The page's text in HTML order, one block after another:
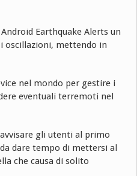
Earthquake Alerts un
oscillazioni, mettendo in
nel mondo per gestire i
eventuali terremoti nel
gli utenti al primo
dare tempo di mettersi al
che causa di solito